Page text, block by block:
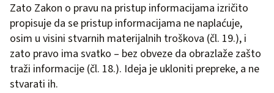
Zato Zakon o pravu na pristup informacijama izričito
propisuje da se pristup informacijama ne naplaćuje,
osim u visini stvarnih materijalnih troškova (čl. 19.), i
zato pravo ima svatko – bez obveze da obrazlaže zašto
traži informacije (čl. 18.). Ideja je ukloniti prepreke, a ne
stvarati ih.